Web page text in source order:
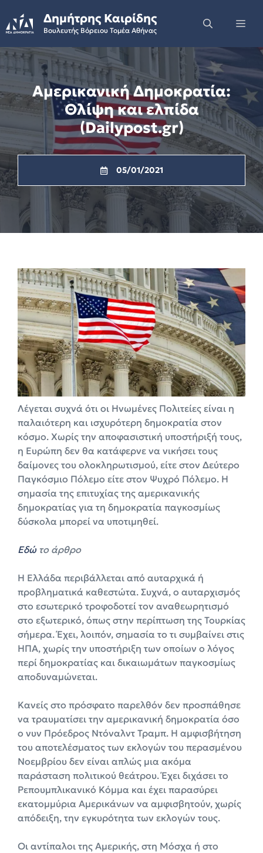
to
content
Δημήτρης Καιρίδης
Βουλευτής Βόρειου Τομέα Αθήνας
Αμερικανική Δημοκρατία:
Θλίψη και ελπίδα
(Dailypost.gr)
05/01/2021
Λέγεται συχνά ότι οι Ηνωμένες Πολιτείες είναι η
παλαιότερη και ισχυρότερη δημοκρατία στον
κόσμο. Χωρίς την αποφασιστική υποστήριξή τους,
η Ευρώπη δεν θα κατάφερνε να νικήσει τους
δαίμονες του ολοκληρωτισμού, είτε στον Δεύτερο
Παγκόσμιο Πόλεμο είτε στον Ψυχρό Πόλεμο. Η
σημασία της επιτυχίας της αμερικανικής
δημοκρατίας για τη δημοκρατία παγκοσμίως
δύσκολα μπορεί να υποτιμηθεί.
Εδώ το άρθρο
Η Ελλάδα περιβάλλεται από αυταρχικά ή
προβληματικά καθεστώτα. Συχνά, ο αυταρχισμός
στο εσωτερικό τροφοδοτεί τον αναθεωρητισμό
στο εξωτερικό, όπως στην περίπτωση της Τουρκίας
σήμερα. Έχει, λοιπόν, σημασία το τι συμβαίνει στις
ΗΠΑ, χωρίς την υποστήριξη των οποίων ο λόγος
περί δημοκρατίας και δικαιωμάτων παγκοσμίως
αποδυναμώνεται.
Κανείς στο πρόσφατο παρελθόν δεν προσπάθησε
να τραυματίσει την αμερικανική δημοκρατία όσο
ο νυν Πρόεδρος Ντόναλντ Τραμπ. Η αμφισβήτηση
του αποτελέσματος των εκλογών του περασμένου
Νοεμβρίου δεν είναι απλώς μια ακόμα
παράσταση πολιτικού θεάτρου. Έχει διχάσει το
Ρεπουμπλικανικό Κόμμα και έχει παρασύρει
εκατομμύρια Αμερικάνων να αμφισβητούν, χωρίς
απόδειξη, την εγκυρότητα των εκλογών τους.
Οι αντίπαλοι της Αμερικής, στη Μόσχα ή στο